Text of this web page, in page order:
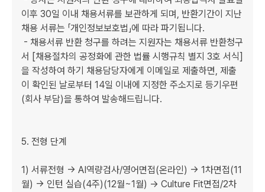
이후 30일 이내 채용서류를 보관하게 되며, 반환기간이 지난
채용 서류는 「개인정보보호법」에 따라 파기됩니다.
서 [채용절차의 공정화에 관한 법률 시행규칙 별지 3호 서식]
을 작성하여 하기 채용담당자에게 이메일로 제출하면, 제출
이 확인된 날로부터 14일 이내에 지정한 주소지로 등기우편
(회사 부담)을 통하여 발송해드립니다.
5. 전형 단계
1) 서류전형 → AI역량검사/영어면접(온라인) → 1차면접(11
월) → 인턴 실습(4주)(12월~1월) → Culture Fit면접/2차